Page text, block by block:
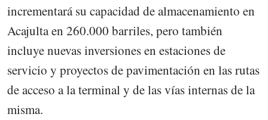
incrementará su capacidad de almacenamiento en
Acajulta en 260.000 barriles, pero también
incluye nuevas inversiones en estaciones de
servicio y proyectos de pavimentación en las rutas
de acceso a la terminal y de las vías internas de la
misma.